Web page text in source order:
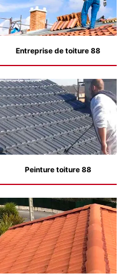
Entreprise de toiture 88
Peinture toiture 88